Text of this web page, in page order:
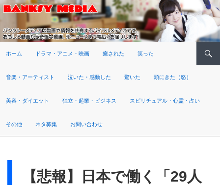
ホーム ドラマ・アニメ・映画 癒された 笑った
音楽・アーティスト 泣いた・感動した 驚いた 頭にきた（怒）
美容・ダイエット 独立・起業・ビジネス スピリチュアル・心霊・占い
その他 ネタ募集 お問い合わせ
【悲報】日本で働く「29人